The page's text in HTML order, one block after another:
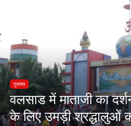
गुजरात
वलसाड में माताजी का
के लिए उमड़ी श्रद्धालुओं